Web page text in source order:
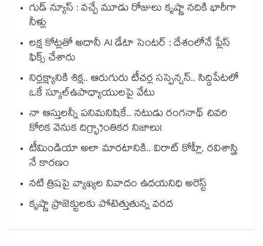
గుడ్ న్యూస్ : వచ్చే మూడు రోజులు కృష్ణా నదికి భారీగా
నీళ్లు
లక్ష కోట్లతో అదానీ AI డేటా సెంటర్ : దేశంలోనే ప్లేస్
ఫిక్స్ చేశారు
నిర్లక్ష్యానికి శిక్ష.. ఆరుగురు టీచర్ల సస్పెన్షన్.. సిద్దిపేటలో
ఒకే స్కూల్ఉపాధ్యాయులపై వేటు
నా ఆస్తులన్నీ పనిమనిషికే.. నటుడు రంగనాథ్ చివరి
కోరిక వెనుక దిగ్భ్రాంతికర నిజాలు!
టీమిండియా అలా మారటానికి.. విరాట్ కోహ్లీ, రవిశాస్త్రి
నే కారణం
నటి త్రిషపై వ్యాఖ్యల వివాదం ఉదయనిధి అరెస్ట్
కృష్ణా ప్రాజెక్టులకు పోటెత్తుతున్న వరద